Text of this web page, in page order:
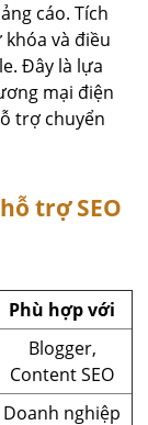
cáo. Tích
và điều
Đây là lựa
mại điện
trợ chuyển
trợ SEO
Phù hợp với
Blogger,
Content SEO
Doanh nghiệp